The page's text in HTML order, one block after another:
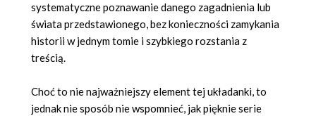
systematyczne poznawanie danego zagadnienia lub
świata przedstawionego, bez konieczności zamykania
historii w jednym tomie i szybkiego rozstania z
treścią.
Choć to nie najważniejszy element tej układanki, to
jednak nie sposób nie wspomnieć, jak pięknie serie